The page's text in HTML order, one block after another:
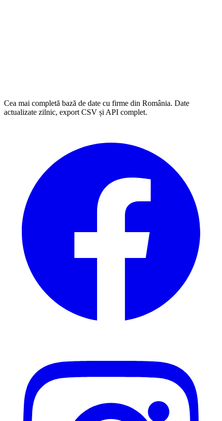
Cea mai completă bază de date cu firme din România. Date
actualizate zilnic, export CSV și API complet.